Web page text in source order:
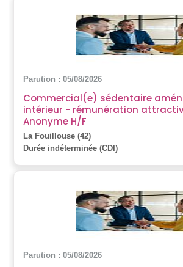
Parution : 05/08/2026
Commercial(e) sédentaire
intérieur - rémunération
Anonyme H/F
La Fouillouse (42)
Durée indéterminée (CDI)
Parution : 05/08/2026